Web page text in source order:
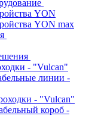
YON
YON max
- "Vulcan"
линии -
- "Vulcan"
короб -